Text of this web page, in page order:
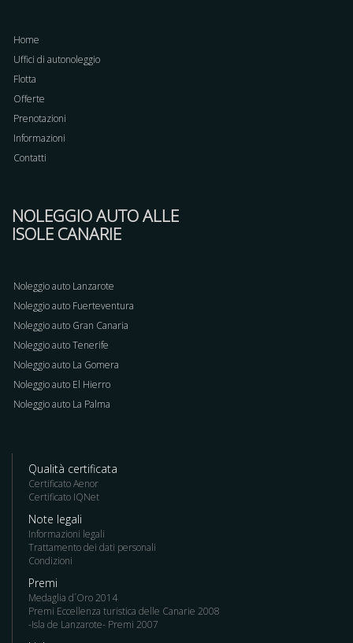
Home
Uffici di autonoleggio
Flotta
Offerte
Prenotazioni
Informazioni
Contatti
NOLEGGIO AUTO ALLE
ISOLE CANARIE
Noleggio auto Lanzarote
Noleggio auto Fuerteventura
Noleggio auto Gran Canaria
Noleggio auto Tenerife
Noleggio auto La Gomera
Noleggio auto El Hierro
Noleggio auto La Palma
Qualità certificata
Certificato Aenor
Certificato IQNet
Note legali
Informazioni legali
Trattamento dei dati personali
Condizioni
Premi
Medaglia d´Oro 2014
Premi Eccellenza turistica delle Canarie 2008
-Isla de Lanzarote- Premi 2007